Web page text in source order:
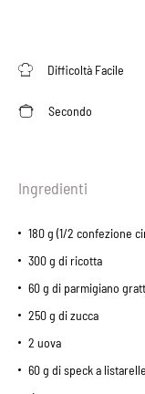
Difficoltà Facile
Secondo
Ingredienti
180 g (1/2 confezione
300 g di ricotta
60 g di parmigiano
250 g di zucca
2 uova
60 g di speck a listarelle